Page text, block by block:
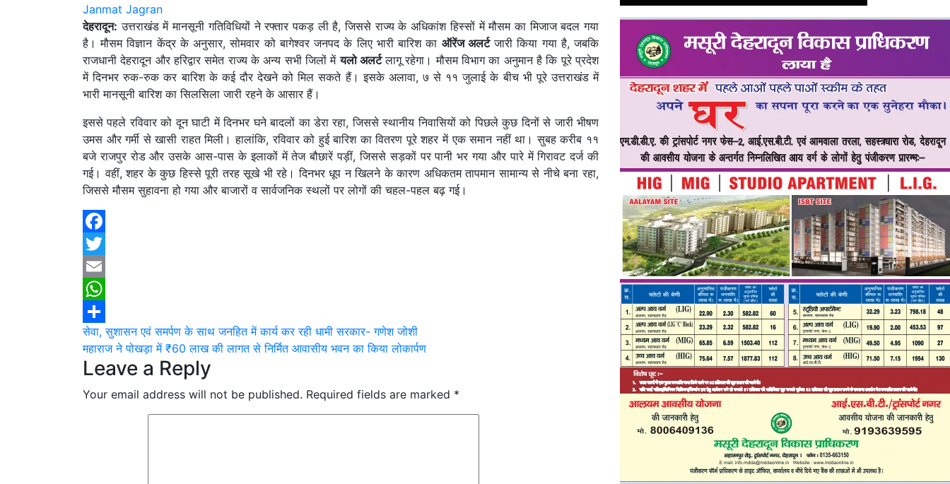
Janmat Jagran
देहरादून: उत्तराखंड में मानसूनी गतिविधियों ने रफ्तार पकड़ ली है, जिससे राज्य के अधिकांश हिस्सों में मौसम का मिजाज बदल गया
है। मौसम विज्ञान केंद्र के अनुसार, सोमवार को बागेश्वर जनपद के लिए भारी बारिश का ऑरेंज अलर्टजारी किया गया है, जबकि
राजधानी देहरादून और हरिद्वार समेत राज्य के अन्य सभी जिलों मेंयलो अलर्टलागू रहेगा। मौसम विभाग का अनुमान है कि पूरे प्रदेश
में दिनभर रुक-रुक कर बारिश के कई दौर देखने को मिल सकते हैं। इसके अलावा, ७ से ११ जुलाई के बीच भी पूरे उत्तराखंड में
भारी मानसूनी बारिश का सिलसिला जारी रहने के आसार हैं।
इससे पहले रविवार को दून घाटी में दिनभर घने बादलों का डेरा रहा, जिससे स्थानीय निवासियों को पिछले कुछ दिनों से जारी भीषण
उमस और गर्मी से खासी राहत मिली। हालांकि, रविवार को हुई बारिश का वितरण पूरे शहर में एक समान नहीं था। सुबह करीब ११
बजे राजपुर रोड और उसके आस-पास के इलाकों में तेज बौछारें पड़ीं, जिससे सड़कों पर पानी भर गया और पारे में गिरावट दर्ज की
गई। वहीं, शहर के कुछ हिस्से पूरी तरह सूखे भी रहे। दिनभर धूप न खिलने के कारण अधिकतम तापमान सामान्य से नीचे बना रहा,
जिससे मौसम सुहावना हो गया और बाजारों व सार्वजनिक स्थलों पर लोगों की चहल-पहल बढ़ गई।
Facebook
Twitter
Email
WhatsApp
Share
Post
navigation
सेवा, सुशासन एवं समर्पण के साथ जनहित में कार्य कर रही धामी सरकार- गणेश जोशी
महाराज ने पोखड़ा में ₹60 लाख की लागत से निर्मित आवासीय भवन का किया लोकार्पण
Leave a Reply
Your email address will not be published. Required fields are marked *